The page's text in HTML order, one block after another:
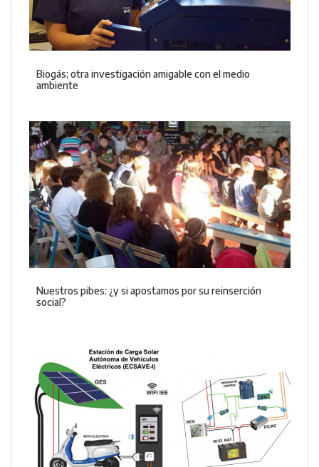
Biogás; otra investigación amigable con el medio
ambiente
Nuestros pibes: ¿y si apostamos por su reinserción
social?